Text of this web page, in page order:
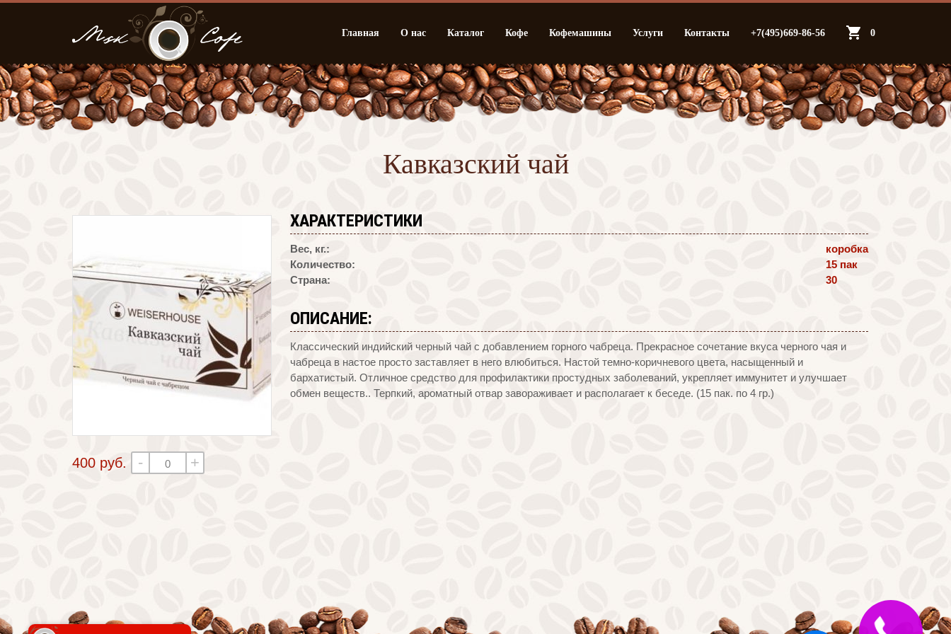
Главная О нас Каталог Кофе Кофемашины Услуги Контакты +7(495)669-86-56 0
Кавказский чай
400 руб. - +
ХАРАКТЕРИСТИКИ
Вес, кг.:
Количество:
Страна:
коробка
15 пак
30
ОПИСАНИЕ:
Классический индийский черный чай с добавлением горного чабреца. Прекрасное сочетание вкуса черного чая и
чабреца в настое просто заставляет в него влюбиться. Настой темно-коричневого цвета, насыщенный и
бархатистый. Отличное средство для профилактики простудных заболеваний, укрепляет иммунитет и улучшает
обмен веществ.. Терпкий, ароматный отвар завораживает и располагает к беседе. (15 пак. по 4 гр.)
Закажите